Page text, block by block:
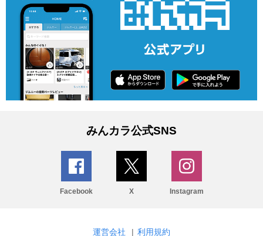
みんカラ公式SNS
Facebook X Instagram
運営会社 | 利用規約